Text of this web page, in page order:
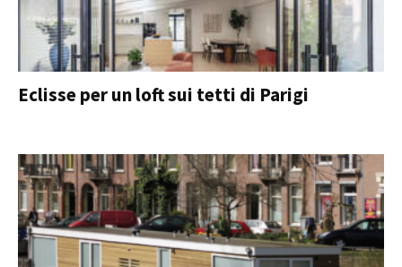
Eclisse per un loft sui tetti di Parigi